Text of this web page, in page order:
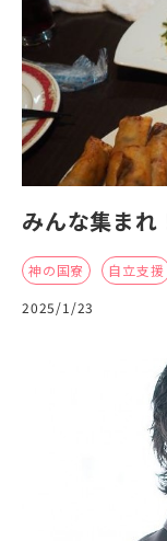
みんな集まれ
神の国寮
自立支援
2025/1/23